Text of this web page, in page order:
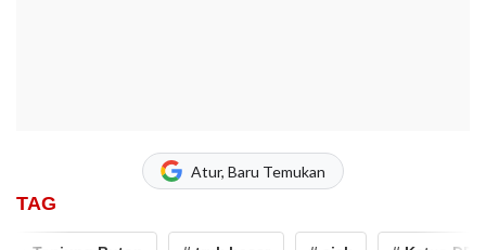
Atur, Baru Temukan
TAG